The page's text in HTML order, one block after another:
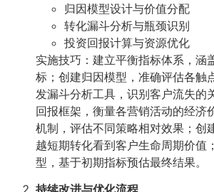
归因模型设计与价值分配
转化漏斗分析与瓶颈识别
投资回报计算与资源优化
实施技巧：建立平衡指标体系，涵
标；创建归因模型，准确评估各触
发漏斗分析工具，识别客户流失的
回报框架，衡量各营销活动的经济
机制，评估不同策略相对效果；创
越短期转化看到客户生命周期价值
型，基于初期指标预估最终结果。